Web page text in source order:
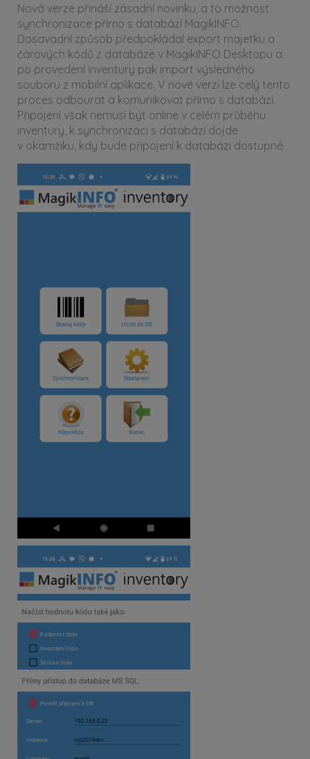
Nová verze přináší zásadní novinku, a to možnost
synchronizace přímo s databází MagikINFO.
Dosavadní způsob předpokládal export majetku a
čárových kódů z databáze v MagikINFO Desktopu a
po provedení inventury pak import výsledného
souboru z mobilní aplikace. V nové verzi lze celý tento
proces odbourat a komunikovat přímo s databází.
Připojení však nemusí být online v celém průběhu
inventury, k synchronizaci s databází dojde
v okamžiku, kdy bude připojení k databázi dostupné.